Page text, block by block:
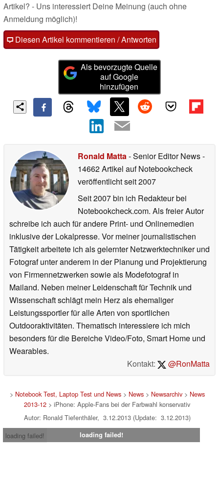
Artikel? - Uns interessiert Deine Meinung (auch ohne
Anmeldung möglich)!
Diesen Artikel kommentieren / Antworten
Als bevorzugte Quelle
auf Google
hinzufügen
Ronald Matta- Senior Editor News-
14662 Artikel auf Notebookcheck
veröffentlichtseit 2007
Seit 2007 bin ich Redakteur bei
Notebookcheck.com. Als freier Autor
schreibe ich auch für andere Print- und Onlinemedien
inklusive der Lokalpresse. Vor meiner journalistischen
Tätigkeit arbeitete ich als gelernter Netzwerktechniker und
Fotograf unter anderem in der Planung und Projektierung
von Firmennetzwerken sowie als Modefotograf in
Mailand. Neben meiner Leidenschaft für Technik und
Wissenschaft schlägt mein Herz als ehemaliger
Leistungssportler für alle Arten von sportlichen
Outdooraktivitäten. Thematisch interessiere ich mich
besonders für die Bereiche Video/Foto, Smart Home und
Wearables.
Kontakt:
@RonMatta
> Notebook Test, Laptop Test und News> News> Newsarchiv> News
2013-12 > iPhone: Apple-Fans bei der Farbwahl konservativ
Autor: Ronald Tiefenthäler, 3.12.2013 (Update: 3.12.2013)
loading failed!
loading failed!